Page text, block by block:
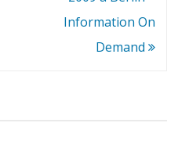
Information On
Demand